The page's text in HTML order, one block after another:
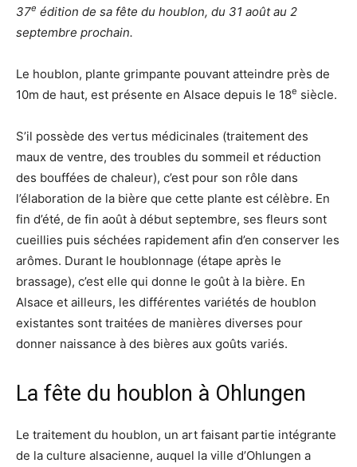
37e édition de sa fête du houblon, du 31 août au 2
septembre prochain.
Le houblon, plante grimpante pouvant atteindre près de
10m de haut, est présente en Alsace depuis le 18e siècle.
S’il possède des vertus médicinales (traitement des
maux de ventre, des troubles du sommeil et réduction
des bouffées de chaleur), c’est pour son rôle dans
l’élaboration de la bière que cette plante est célèbre. En
fin d’été, de fin août à début septembre, ses fleurs sont
cueillies puis séchées rapidement afin d’en conserver les
arômes. Durant le houblonnage (étape après le
brassage), c’est elle qui donne le goût à la bière. En
Alsace et ailleurs, les différentes variétés de houblon
existantes sont traitées de manières diverses pour
donner naissance à des bières aux goûts variés.
La fête du houblon à Ohlungen
Le traitement du houblon, un art faisant partie intégrante
de la culture alsacienne, auquel la ville d’Ohlungen a